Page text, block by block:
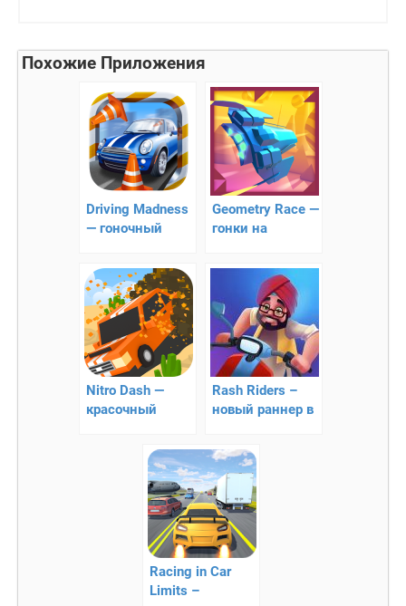
Похожие Приложения
Driving Madness
— гоночный
Geometry Race —
гонки на
аппаратах
Nitro Dash —
красочный
Rash Riders –
новый раннер в
Surf
Racing in Car
Limits –